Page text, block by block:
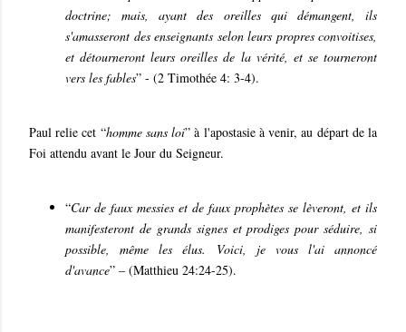
doctrine; mais, ayant des oreilles qui démangent, ils
s'amasseront des enseignants selon leurs propres convoitises,
et détourneront leurs oreilles de la vérité, et se tourneront
vers les fables” - (2 Timothée 4: 3-4).
Paul relie cet “homme sans loi” à l'apostasie à venir, au départ de la
Foi attendu avant le Jour du Seigneur.
“Car de faux messies et de faux prophètes se lèveront, et ils
manifesteront de grands signes et prodiges pour séduire, si
possible, même les élus. Voici, je vous l'ai annoncé
d'avance” – (Matthieu 24:24-25).